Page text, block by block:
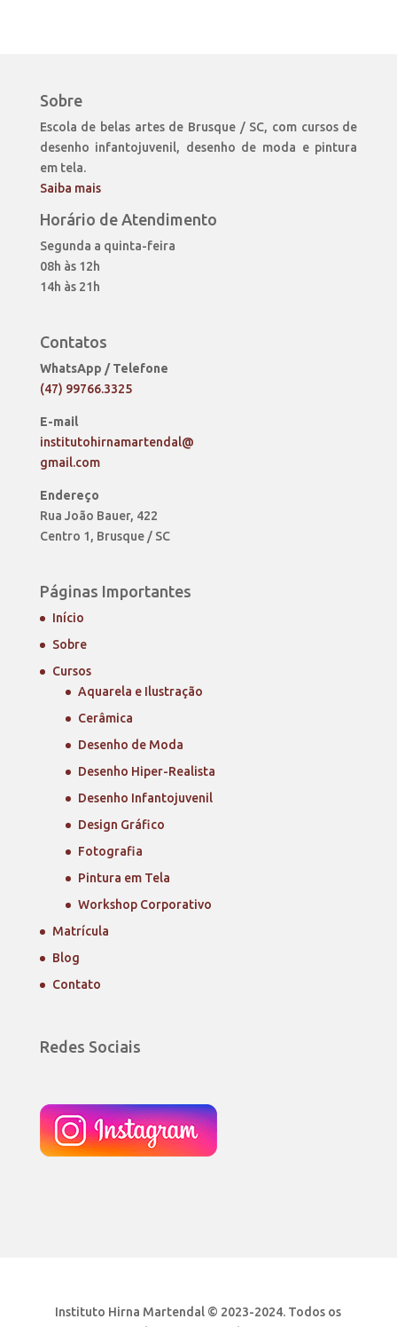
Sobre
Escola de belas artes de Brusque / SC, com cursos de
desenho infantojuvenil, desenho de moda e pintura
em tela.
Saiba mais
Horário de Atendimento
Segunda a quinta-feira
08h às 12h
14h às 21h
Contatos
WhatsApp / Telefone
(47) 99766.3325
E-mail
institutohirnamartendal@
gmail.com
Endereço
Rua João Bauer, 422
Centro 1, Brusque / SC
Páginas Importantes
Início
Sobre
Cursos
Aquarela e Ilustração
Cerâmica
Desenho de Moda
Desenho Hiper-Realista
Desenho Infantojuvenil
Design Gráfico
Fotografia
Pintura em Tela
Workshop Corporativo
Matrícula
Blog
Contato
Redes Sociais
Instituto Hirna Martendal © 2023-2024. Todos os